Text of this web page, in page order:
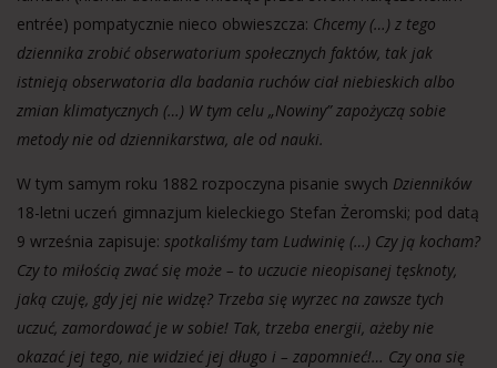
entrée) pompatycznie nieco obwieszcza: Chcemy (…) z tego
dziennika zrobić obserwatorium społecznych faktów, tak jak
istnieją obserwatoria dla badania ruchów ciał niebieskich albo
zmian klimatycznych (…) W tym celu „Nowiny” zapożyczą sobie
metody nie od dziennikarstwa, ale od nauki.
W tym samym roku 1882 rozpoczyna pisanie swych Dzienników
18-letni uczeń gimnazjum kieleckiego Stefan Żeromski; pod datą
9 września zapisuje: spotkaliśmy tam Ludwinię (…) Czy ją kocham?
Czy to miłością zwać się może – to uczucie nieopisanej tęsknoty,
jaką czuję, gdy jej nie widzę? Trzeba się wyrzec na zawsze tych
uczuć, zamordować je w sobie! Tak, trzeba energii, ażeby nie
okazać jej tego, nie widzieć jej długo i – zapomnieć!… Czy ona się